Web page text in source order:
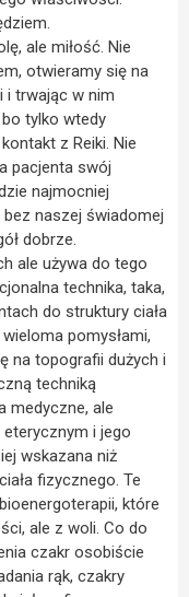
ale miłość. Nie
otwieramy się na
i trwając w nim
tylko wtedy
z Reiki. Nie
pacjenta swój
najmocniej
naszej świadomej
dobrze.
ale używa do tego
technika, taka,
do struktury ciała
pomysłami,
na topografii dużych i
techniką
medyczne, ale
i jego
wskazana niż
fizycznego. Te
które
ale z woli. Co do
czakr osobiście
rąk, czakry